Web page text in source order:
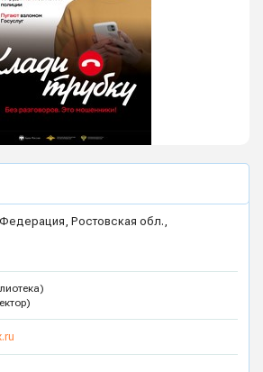
Ростовская обл.,